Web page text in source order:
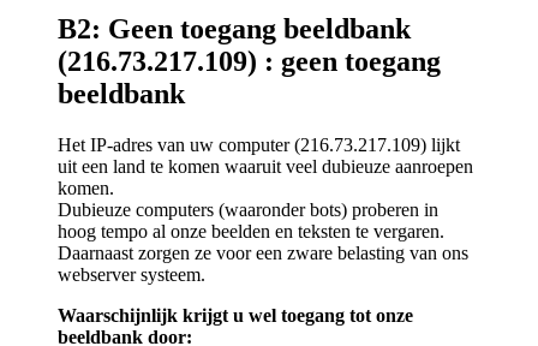
B2: Geen toegang beeldbank
(216.73.217.109) : geen toegang
beeldbank
Het IP-adres van uw computer (216.73.217.109) lijkt
uit een land te komen waaruit veel dubieuze aanroepen
komen.
Dubieuze computers (waaronder bots) proberen in
hoog tempo al onze beelden en teksten te vergaren.
Daarnaast zorgen ze voor een zware belasting van ons
webserver systeem.
Waarschijnlijk krijgt u wel toegang tot onze
beeldbank door: